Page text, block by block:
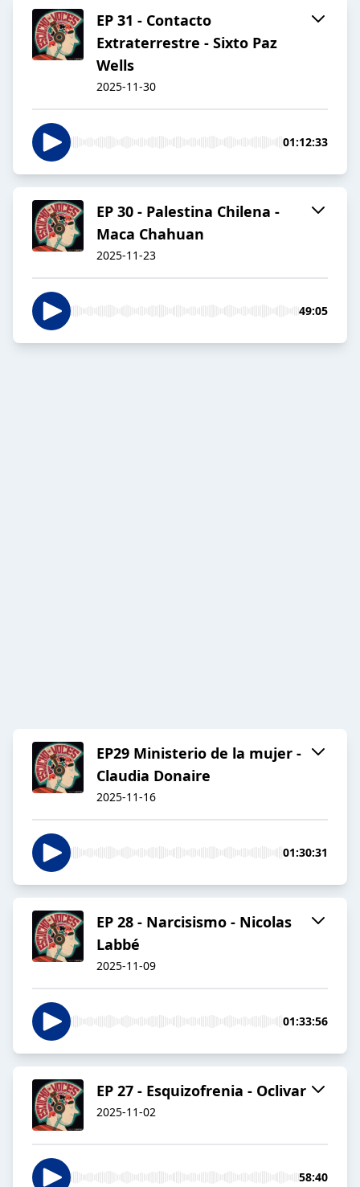
EP 31 - Contacto
Extraterrestre - Sixto Paz
Wells
2025-11-30
01:12:33
EP 30 - Palestina Chilena -
Maca Chahuan
2025-11-23
49:05
EP29 Ministerio de la mujer -
Claudia Donaire
2025-11-16
01:30:31
EP 28 - Narcisismo - Nicolas
Labbé
2025-11-09
01:33:56
EP 27 - Esquizofrenia - Oclivar
2025-11-02
58:40